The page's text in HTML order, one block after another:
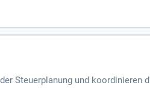
Steuerplanung und koordinieren